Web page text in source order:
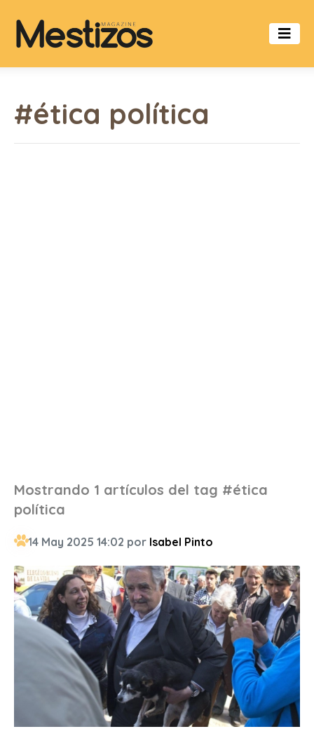
#ética política
Mostrando 1 artículos del tag #ética
política
14 May 2025 14:02 por Isabel Pinto